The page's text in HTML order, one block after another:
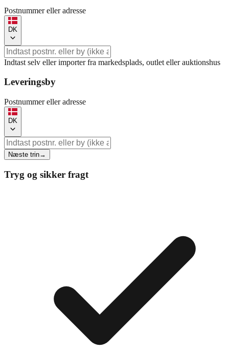
Postnummer eller adresse
DK
Indtast selv eller importer fra markedsplads, outlet eller auktionshus
Leveringsby
Postnummer eller adresse
DK
Næste trin→
Tryg og sikker fragt